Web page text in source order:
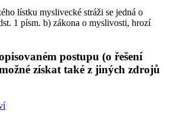
lístku myslivecké stráži se jedná o
1 písm. b) zákona o myslivosti, hrozí
postupu (o řešení
získat také z jiných zdrojů